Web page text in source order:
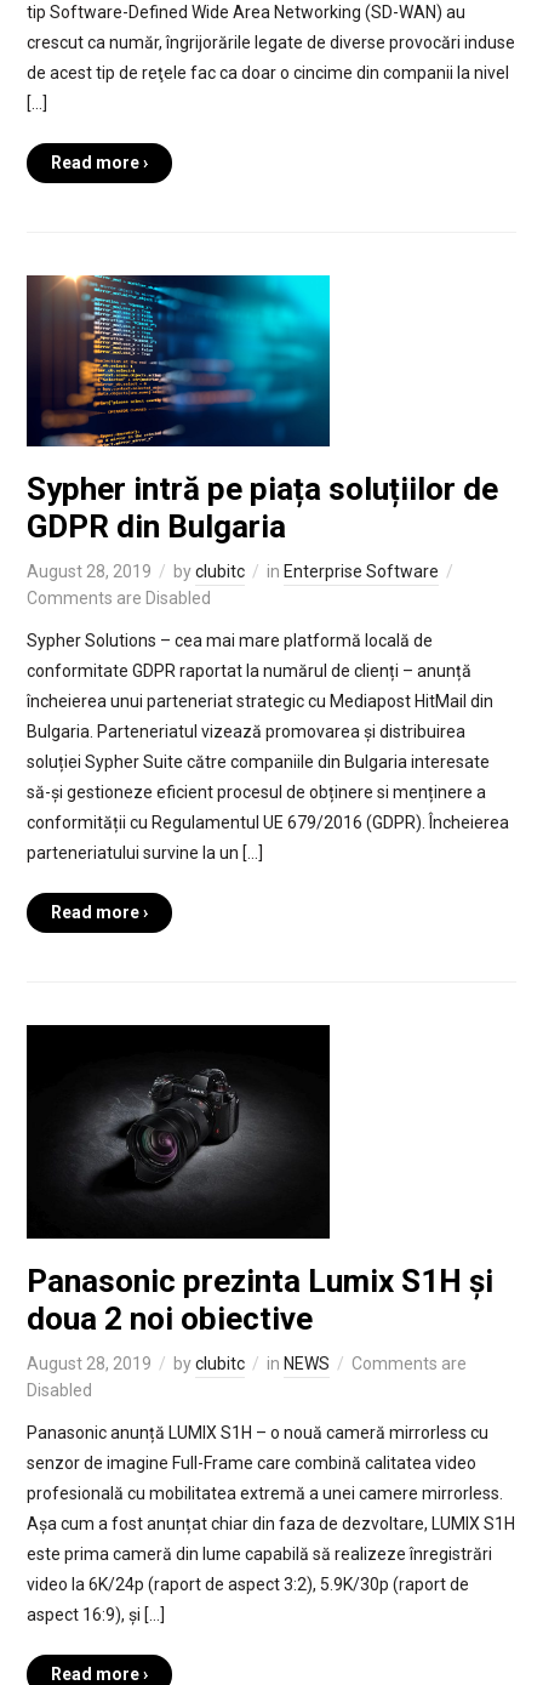
tip Software-Defined Wide Area Networking (SD-WAN) au
crescut ca număr, îngrijorările legate de diverse provocări induse
de acest tip de reţele fac ca doar o cincime din companii la nivel
[…]
Read more ›
Sypher intră pe piața soluțiilor de
GDPR din Bulgaria
August 28, 2019 byclubitc in Enterprise Software
Comments are Disabled
Sypher Solutions – cea mai mare platformă locală de
conformitate GDPR raportat la numărul de clienți – anunță
încheierea unui parteneriat strategic cu Mediapost HitMail din
Bulgaria. Parteneriatul vizează promovarea și distribuirea
soluției Sypher Suite către companiile din Bulgaria interesate
să-și gestioneze eficient procesul de obținere si menținere a
conformității cu Regulamentul UE 679/2016 (GDPR). Încheierea
parteneriatului survine la un […]
Read more ›
Panasonic prezinta Lumix S1H și
doua 2 noi obiective
August 28, 2019 byclubitc in NEWS
Comments are
Disabled
Panasonic anunță LUMIX S1H – o nouă cameră mirrorless cu
senzor de imagine Full-Frame care combină calitatea video
profesională cu mobilitatea extremă a unei camere mirrorless.
Așa cum a fost anunțat chiar din faza de dezvoltare, LUMIX S1H
este prima cameră din lume capabilă să realizeze înregistrări
video la 6K/24p (raport de aspect 3:2), 5.9K/30p (raport de
aspect 16:9), și […]
Read more ›